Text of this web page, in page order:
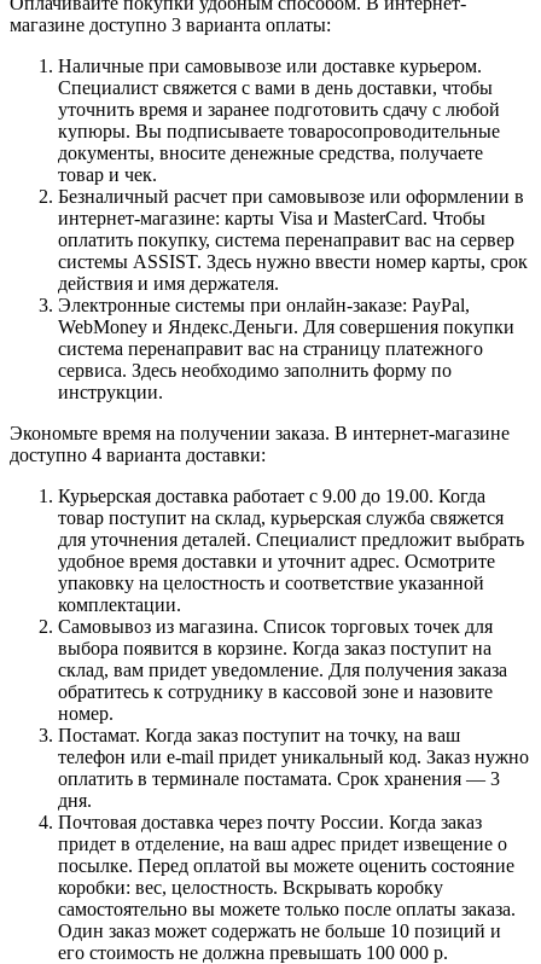
магазине доступно 3 варианта оплаты:
Наличные при самовывозе или доставке курьером.
Специалист свяжется с вами в день доставки, чтобы
уточнить время и заранее подготовить сдачу с любой
купюры. Вы подписываете товаросопроводительные
документы, вносите денежные средства, получаете
товар и чек.
Безналичный расчет при самовывозе или оформлении в
интернет-магазине: карты Visa и MasterCard. Чтобы
оплатить покупку, система перенаправит вас на сервер
системы ASSIST. Здесь нужно ввести номер карты, срок
действия и имя держателя.
Электронные системы при онлайн-заказе: PayPal,
WebMoney и Яндекс.Деньги. Для совершения покупки
система перенаправит вас на страницу платежного
сервиса. Здесь необходимо заполнить форму по
инструкции.
Экономьте время на получении заказа. В интернет-магазине
доступно 4 варианта доставки:
Курьерская доставка работает с 9.00 до 19.00. Когда
товар поступит на склад, курьерская служба свяжется
для уточнения деталей. Специалист предложит выбрать
удобное время доставки и уточнит адрес. Осмотрите
упаковку на целостность и соответствие указанной
комплектации.
Самовывоз из магазина. Список торговых точек для
выбора появится в корзине. Когда заказ поступит на
склад, вам придет уведомление. Для получения заказа
обратитесь к сотруднику в кассовой зоне и назовите
номер.
Постамат. Когда заказ поступит на точку, на ваш
телефон или e-mail придет уникальный код. Заказ нужно
оплатить в терминале постамата. Срок хранения — 3
дня.
Почтовая доставка через почту России. Когда заказ
придет в отделение, на ваш адрес придет извещение о
посылке. Перед оплатой вы можете оценить состояние
коробки: вес, целостность. Вскрывать коробку
самостоятельно вы можете только после оплаты заказа.
Один заказ может содержать не больше 10 позиций и
его стоимость не должна превышать 100 000 р.